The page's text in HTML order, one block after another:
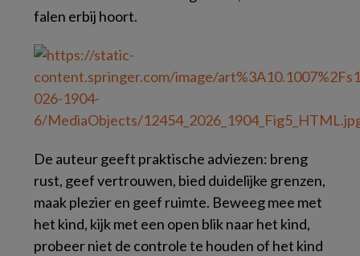
falen erbij hoort.
De auteur geeft praktische adviezen: breng
rust, geef vertrouwen, bied duidelijke grenzen,
maak plezier en geef ruimte. Beweeg mee met
het kind, kijk met een open blik naar het kind,
probeer niet de controle te houden of het kind